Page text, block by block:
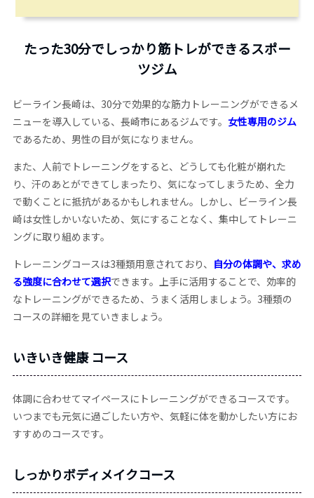
たった30分でしっかり筋トレができるスポー
ツジム
ビーライン長崎は、30分で効果的な筋力トレーニングができるメ
ニューを導入している、長崎市にあるジムです。 女性専用のジム
であるため、男性の目が気になりません。
また、人前でトレーニングをすると、どうしても化粧が崩れた
り、汗のあとができてしまったり、気になってしまうため、全力
で動くことに抵抗があるかもしれません。しかし、ビーライン長
崎は女性しかいないため、気にすることなく、集中してトレーニ
ングに取り組めます。
トレーニングコースは3種類用意されており、 自分の体調や、求め
る強度に合わせて選択できます。上手に活用することで、効率的
なトレーニングができるため、うまく活用しましょう。3種類の
コースの詳細を見ていきましょう。
いきいき健康 コース
体調に合わせてマイペースにトレーニングができるコースです。
いつまでも元気に過ごしたい方や、気軽に体を動かしたい方にお
すすめのコースです。
しっかりボディメイクコース